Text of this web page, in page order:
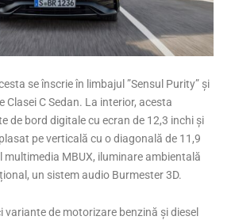
se înscrie în limbajul ”Sensul Purity” și
Clasei C Sedan. La interior, acesta
de bord digitale cu ecran de 12,3 inchi și
pe verticală cu o diagonală de 11,9
multimedia MBUX, iluminare ambientală
un sistem audio Burmester 3D.
variante de motorizare benzină și diesel